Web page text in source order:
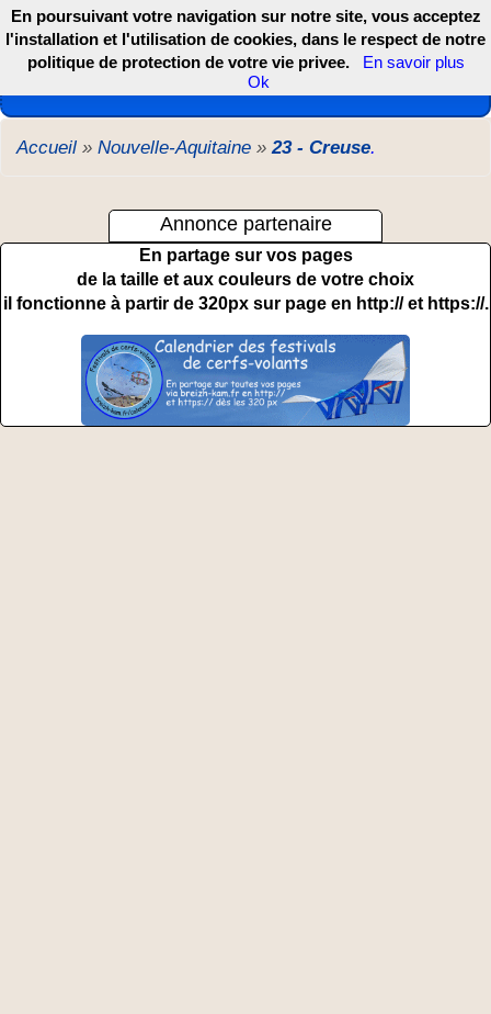
Les webcams de France, DOM TOM et COM
Accueil » Nouvelle-Aquitaine »23 - Creuse.
Annonce partenaire
En partage sur vos pages
de la taille et aux couleurs de votre choix
il fonctionne à partir de 320px sur page en http:// et https://.
En poursuivant votre navigation sur notre site, vous acceptez
l'installation et l'utilisation de cookies, dans le respect de notre
politique de protection de votre vie privee.
En savoir plus
Ok